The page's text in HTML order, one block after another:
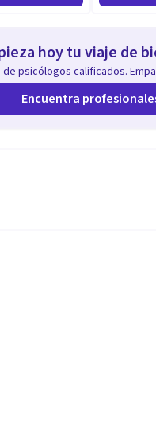
hoy tu viaje de
de psicólogos calificados.
Encuentra